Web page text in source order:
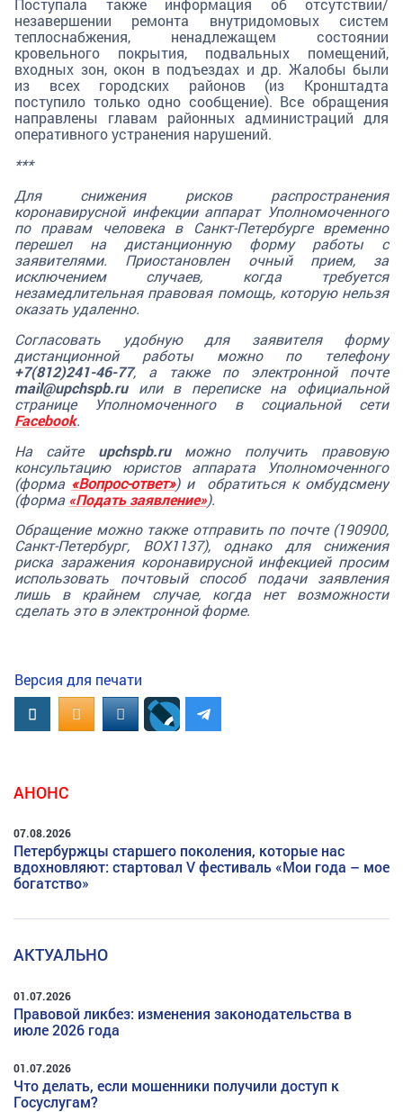
Поступала также информация об отсутствии/
незавершении ремонта внутридомовых систем
теплоснабжения, ненадлежащем состоянии
кровельного покрытия, подвальных помещений,
входных зон, окон в подъездах и др. Жалобы были
из всех городских районов (из Кронштадта
поступило только одно сообщение). Все обращения
направлены главам районных администраций для
оперативного устранения нарушений.
***
Для снижения рисков распространения
коронавирусной инфекции аппарат Уполномоченного
по правам человека в Санкт-Петербурге временно
перешел на дистанционную форму работы с
заявителями. Приостановлен очный прием, за
исключением случаев, когда требуется
незамедлительная правовая помощь, которую нельзя
оказать удаленно.
Согласовать удобную для заявителя форму
дистанционной работы можно по телефону
+7(812)241-46-77, а также по электронной почте
mail@upchspb.ruили в переписке на официальной
странице Уполномоченного в социальной сети
Facebook.
На сайте upchspb.ruможно получить правовую
консультацию юристов аппарата Уполномоченного
(форма «Вопрос-ответ») и
обратиться к омбудсмену
(форма «Подать заявление»).
Обращение можно также отправить по почте (190900,
Санкт-Петербург, BOX1137), однако для снижения
риска заражения коронавирусной инфекцией просим
использовать почтовый способ подачи заявления
лишь в крайнем случае, когда нет возможности
сделать это в электронной форме.
Версия для печати
ВконтактеOK.RUMAIL.RU
АНОНС
07.08.2026
Петербуржцы старшего поколения, которые нас
вдохновляют: стартовал V фестиваль «Мои года – мое
богатство»
АКТУАЛЬНО
01.07.2026
Правовой ликбез: изменения законодательства в
июле 2026 года
01.07.2026
Что делать, если мошенники получили доступ к
Госуслугам?